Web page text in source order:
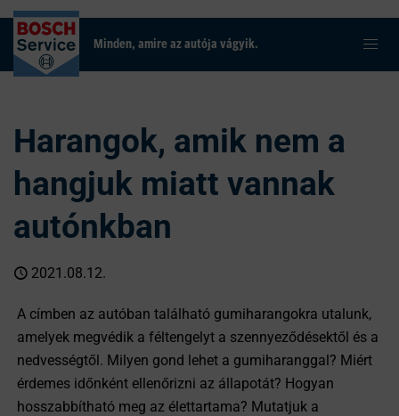
Minden, amire az autója vágyik.
Harangok, amik nem a
hangjuk miatt vannak
autónkban
2021.08.12.
A címben az autóban található gumiharangokra utalunk,
amelyek megvédik a féltengelyt a szennyeződésektől és a
nedvességtől. Milyen gond lehet a gumiharanggal? Miért
érdemes időnként ellenőrizni az állapotát? Hogyan
hosszabbítható meg az élettartama? Mutatjuk a